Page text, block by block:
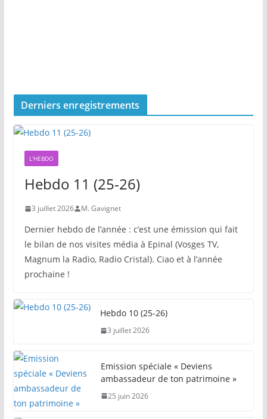
Derniers enregistrements
L'HEBDO
Hebdo 11 (25-26)
3 juillet 2026 M. Gavignet
Dernier hebdo de l’année : c’est une émission qui fait
le bilan de nos visites média à Epinal (Vosges TV,
Magnum la Radio, Radio Cristal). Ciao et à l’année
prochaine !
Hebdo 10 (25-26)
3 juillet 2026
Emission spéciale « Deviens
ambassadeur de ton patrimoine »
25 juin 2026